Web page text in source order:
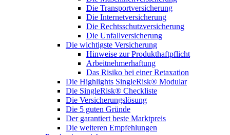
Die Transportversicherung
Die Internetversicherung
Die Rechtsschutzversicherung
Die Unfallversicherung
Die wichtigste Versicherung
Hinweise zur Produkthaftpflicht
Arbeitnehmerhaftung
Das Risiko bei einer Retaxation
Die Highlights SingleRisk® Modular
Die SingleRisk® Checkliste
Die Versicherungslösung
Die 5 guten Gründe
Der garantiert beste Marktpreis
Die weiteren Empfehlungen